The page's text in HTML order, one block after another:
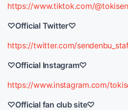
https://www.tiktok.com/
♡Official Twitter♡
https://twitter.com/
♡Official Instagram♡
https://www.instagram.com/
♡Official fan club site♡